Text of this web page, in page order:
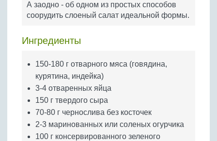
Бобовые
Яйца
А заодно - об одном из простых способов
соорудить слоеный салат идеальной формы.
Ингредиенты
150-180 г отварного мяса (говядина,
курятина, индейка)
3-4 отваренных яйца
150 г твердого сыра
70-80 г чернослива без косточек
2-3 маринованных или соленых огурчика
100 г консервированного зеленого